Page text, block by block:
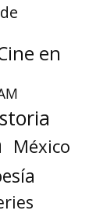
en
México